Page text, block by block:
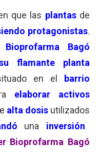
que las plantasde
protagonistas.
Bioprofarma Bagó
flamante planta
en el
barrio
elaborar activos
alta dosis utilizados
una inversión
Bioprofarma Bagó